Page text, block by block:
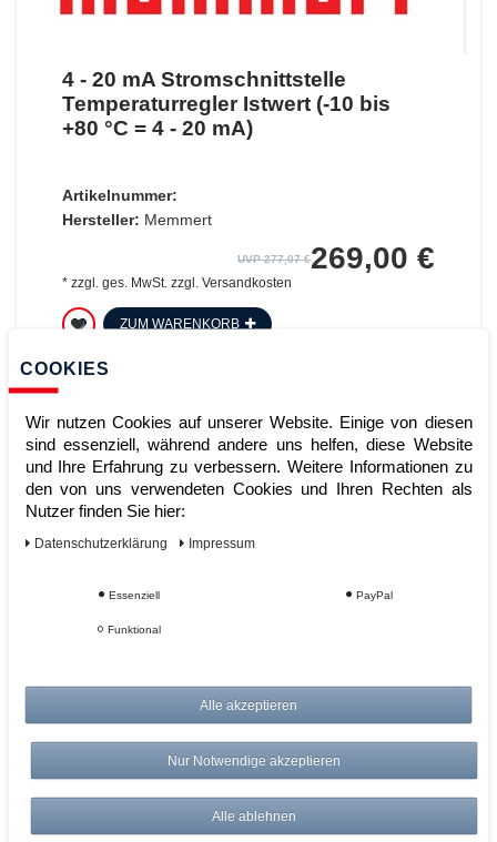
4 - 20 mA Stromschnittstelle
Temperaturregler Istwert (-10 bis
+80 °C = 4 - 20 mA)
Artikelnummer:
Hersteller: Memmert
UVP 277,07 €269,00 €
* zzgl. ges. MwSt.zzgl. Versandkosten
ZUM WARENKORB
Hersteller: Memmert
UVP 287,37 €279,00 €
COOKIES
Wir nutzen Cookies auf unserer Website. Einige von diesen
sind essenziell, während andere uns helfen, diese Website
und Ihre Erfahrung zu verbessern. Weitere Informationen zu
den von uns verwendeten Cookies und Ihren Rechten als
Nutzer finden Sie hier:
Daten­schutz­erklärung Impressum
Essenziell PayPal
Funktional
Alle akzeptieren
Nur Notwendige akzeptieren
Alle ablehnen